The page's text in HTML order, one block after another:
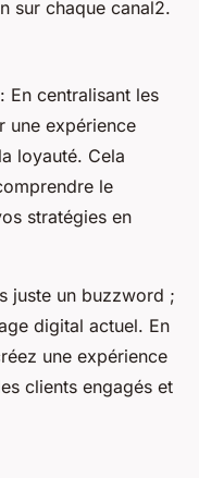
sur chaque canal2.
: En centralisant les
une expérience
loyauté. Cela
le
stratégies en
juste un buzzword ;
digital actuel. En
une expérience
clients engagés et